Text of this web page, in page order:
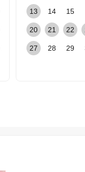
13 14 15
20 21 22
27 28 29